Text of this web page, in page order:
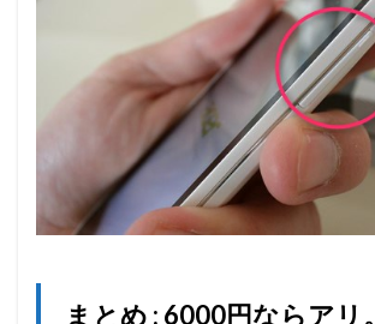
まとめ : 6000円ならアリ。